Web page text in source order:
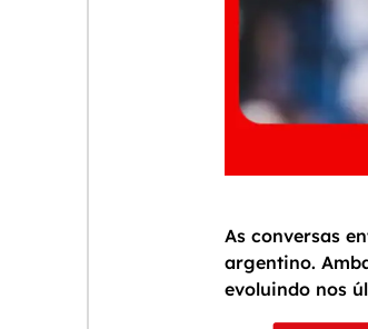
As conversas
argentino.
evoluindo nos